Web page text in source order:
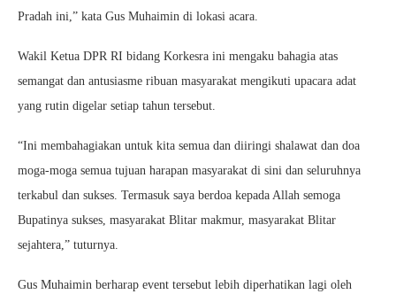
Pradah ini,” kata Gus Muhaimin di lokasi acara.
Wakil Ketua DPR RI bidang Korkesra ini mengaku bahagia atas
semangat dan antusiasme ribuan masyarakat mengikuti upacara adat
yang rutin digelar setiap tahun tersebut.
“Ini membahagiakan untuk kita semua dan diiringi shalawat dan doa
moga-moga semua tujuan harapan masyarakat di sini dan seluruhnya
terkabul dan sukses. Termasuk saya berdoa kepada Allah semoga
Bupatinya sukses, masyarakat Blitar makmur, masyarakat Blitar
sejahtera,” tuturnya.
Gus Muhaimin berharap event tersebut lebih diperhatikan lagi oleh